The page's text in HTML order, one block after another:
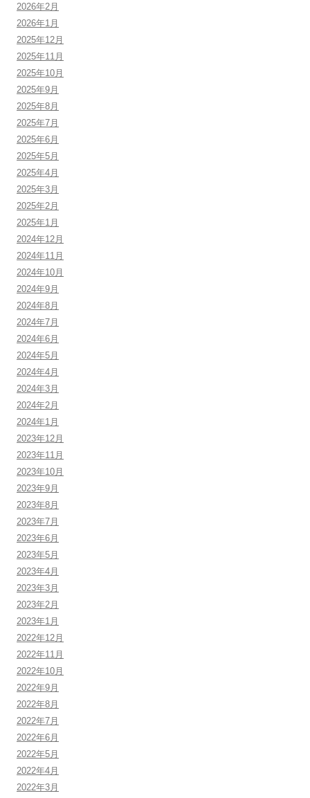
2026年2月
2026年1月
2025年12月
2025年11月
2025年10月
2025年9月
2025年8月
2025年7月
2025年6月
2025年5月
2025年4月
2025年3月
2025年2月
2025年1月
2024年12月
2024年11月
2024年10月
2024年9月
2024年8月
2024年7月
2024年6月
2024年5月
2024年4月
2024年3月
2024年2月
2024年1月
2023年12月
2023年11月
2023年10月
2023年9月
2023年8月
2023年7月
2023年6月
2023年5月
2023年4月
2023年3月
2023年2月
2023年1月
2022年12月
2022年11月
2022年10月
2022年9月
2022年8月
2022年7月
2022年6月
2022年5月
2022年4月
2022年3月